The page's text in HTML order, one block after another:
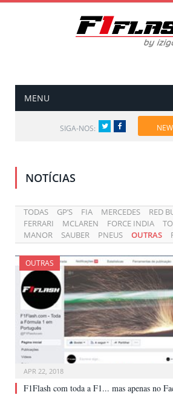
MENU
SIGA-NOS: TwitterFacebook
NOTÍCIAS
TODAS GP’S FIA MERCEDES RED
FERRARI
MCLAREN FORCE INDIA
MANOR
SAUBER PNEUS OUTRAS
OUTRAS
APR 22, 2018
F1Flash com toda a F1... mas apenas no